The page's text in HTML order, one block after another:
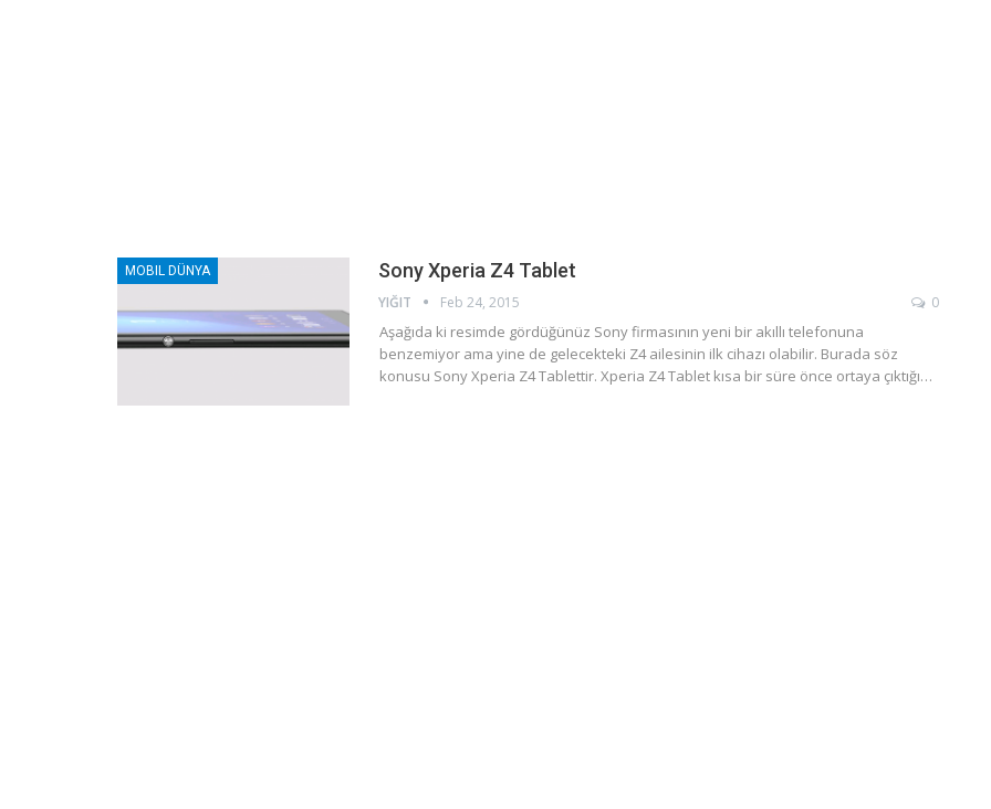
MOBIL DÜNYA Sony Xperia Z4 Tablet
YIĞIT Feb 24, 2015 0
Aşağıda ki resimde gördüğünüz Sony firmasının yeni bir akıllı telefonuna
benzemiyor ama yine de gelecekteki Z4 ailesinin ilk cihazı olabilir. Burada söz
konusu Sony Xperia Z4 Tablettir. Xperia Z4 Tablet kısa bir süre önce ortaya çıktığı…